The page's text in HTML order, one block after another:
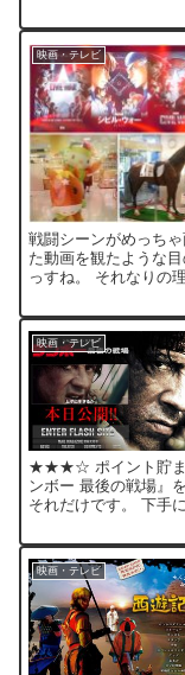
映画・テレビ
戦闘シーンがめっち
た動画を観たような
っすね。 それなりの
映画・テレビ
★★★☆ ポイント貯ま
ンボー 最後の戦場』
それだけです。 下手
映画・テレビ